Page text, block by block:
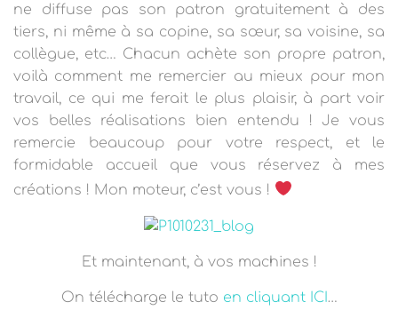
ne diffuse pas son patron gratuitement à des
tiers, ni même à sa copine, sa sœur, sa voisine, sa
collègue, etc… Chacun achète son propre patron,
voilà comment me remercier au mieux pour mon
travail, ce qui me ferait le plus plaisir, à part voir
vos belles réalisations bien entendu ! Je vous
remercie beaucoup pour votre respect, et le
formidable accueil que vous réservez à mes
créations ! Mon moteur, c’est vous !
Et maintenant, à vos machines !
On télécharge le tuto en cliquant ICI …